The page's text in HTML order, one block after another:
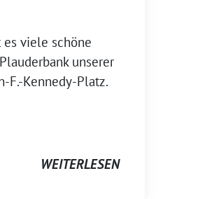
viele schöne
unserer
F.-Kennedy-Platz.
WEITERLESEN